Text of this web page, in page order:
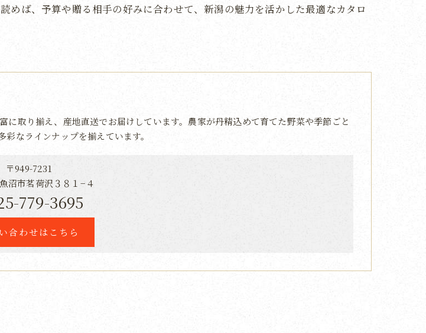
めば、予算や贈る相手の好みに合わせて、新潟の魅力を活かした最適なカタロ
に取り揃え、産地直送でお届けしています。農家が丹精込めて育てた野菜や季節ごと
なラインナップを揃えています。
〒949-7231
沼市茗荷沢３８１−４
779-3695
合わせはこちら